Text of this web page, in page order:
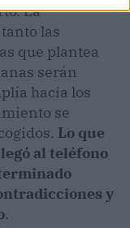
La
las
que plantea
serán
hacia los
se
Lo que
al teléfono
y
.